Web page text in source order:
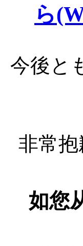
ら
今後と
非常
如您